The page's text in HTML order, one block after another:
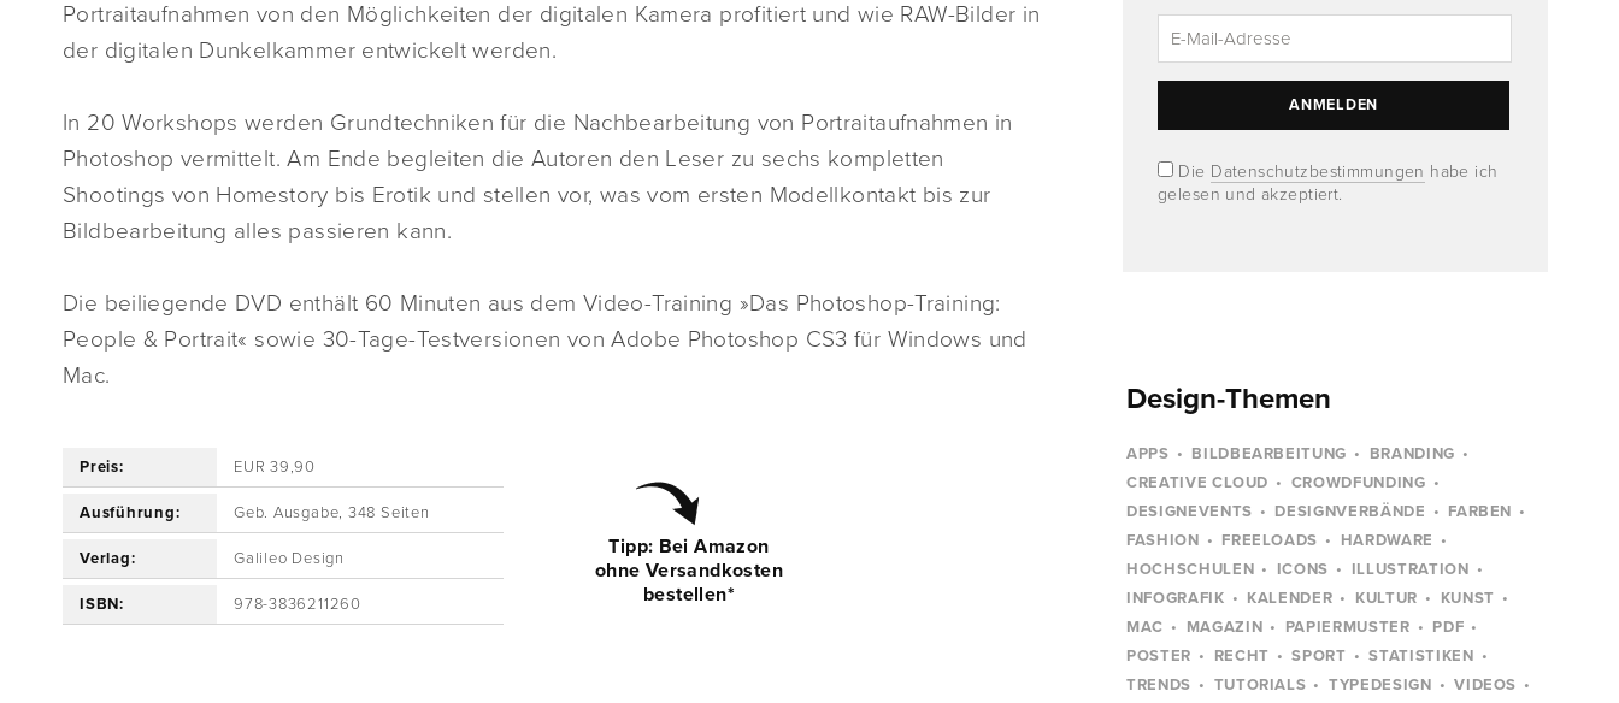
Portraitaufnahmen von den Möglichkeiten der digitalen Kamera profitiert und wie RAW-Bilder in
der digitalen Dunkelkammer entwickelt werden.
In 20 Workshops werden Grundtechniken für die Nachbearbeitung von Portraitaufnahmen in
Photoshop vermittelt. Am Ende begleiten die Autoren den Leser zu sechs kompletten
Shootings von Homestory bis Erotik und stellen vor, was vom ersten Modellkontakt bis zur
Bildbearbeitung alles passieren kann.
Die beiliegende DVD enthält 60 Minuten aus dem Video-Training »Das Photoshop-Training:
People & Portrait« sowie 30-Tage-Testversionen von Adobe Photoshop CS3 für Windows und
Mac.
Preis: EUR 39,90
Ausführung: Geb. Ausgabe, 348 Seiten
Verlag: Galileo Design
ISBN: 978-3836211260
Tipp: Bei Amazon
ohne Versandkosten
bestellen*
Die Datenschutzbestimmungen habe ich
gelesen und akzeptiert.
Design-Themen
APPS BILDBEARBEITUNG
BRANDING
CREATIVE CLOUD
CROWDFUNDING
DESIGNEVENTS
DESIGNVERBÄNDE
FARBEN
FASHION
FREELOADS
HARDWARE
HOCHSCHULEN
ICONS
ILLUSTRATION
INFOGRAFIK
KALENDER KULTUR
KUNST
MAC
MAGAZIN PAPIERMUSTER
PDF
POSTER
RECHT SPORT
STATISTIKEN
TRENDS
TUTORIALS TYPEDESIGN
VIDEOS